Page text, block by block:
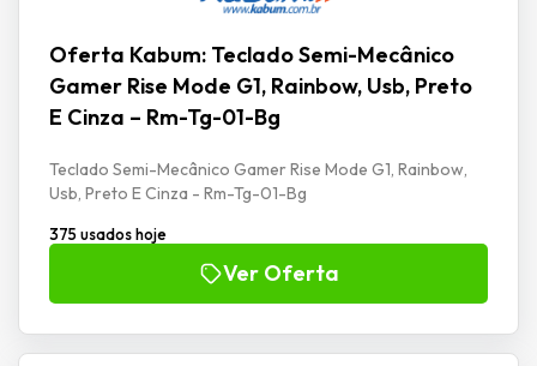
Oferta Kabum: Teclado Semi-Mecânico
Gamer Rise Mode G1, Rainbow, Usb, Preto
E Cinza – Rm-Tg-01-Bg
Teclado Semi-Mecânico Gamer Rise Mode G1, Rainbow,
Usb, Preto E Cinza - Rm-Tg-01-Bg
375 usados hoje
Ver Oferta